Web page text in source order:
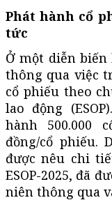
Phát hành cổ
tức
Ở một diễn biến
thông qua việc
cổ phiếu theo
lao động
hành 500.000
đồng/cổ phiếu.
được nêu chi
ESOP-2025, đã
niên thông qua